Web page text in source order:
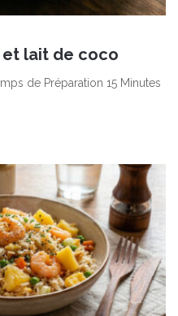
et lait de coco
de Préparation 15 Minutes